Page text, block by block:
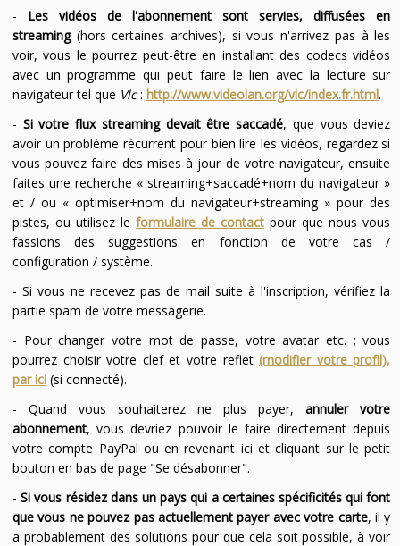
- Les vidéos de l'abonnement sont servies, diffusées en
streaming(hors certaines archives), si vous n'arrivez pas à les
voir, vous le pourrez peut-être en installant des codecs vidéos
avec un programme qui peut faire le lien avec la lecture sur
navigateur tel que Vlc: http://www.videolan.org/vlc/index.fr.html.
- Si votre flux streaming devait être saccadé, que vous deviez
avoir un problème récurrent pour bien lire les vidéos, regardez si
vous pouvez faire des mises à jour de votre navigateur, ensuite
faites une recherche « streaming+saccadé+nom du navigateur »
et / ou « optimiser+nom du navigateur+streaming » pour des
pistes, ou utilisez leformulaire de contact pour que nous vous
fassions des suggestions en fonction de votre cas /
configuration / système.
- Si vous ne recevez pas de mail suite à l'inscription, vérifiez la
partie spam de votre messagerie.
- Pour changer votre mot de passe, votre avatar etc. ; vous
pourrez choisir votre clef et votre reflet(modifier votre profil),
par ici(si connecté).
- Quand vous souhaiterez ne plus payer,annuler votre
abonnement, vous devriez pouvoir le faire directement depuis
votre compte PayPal ou en revenant ici et cliquant sur le petit
bouton en bas de page "Se désabonner".
-Si vous résidez dans un pays qui a certaines spécificités qui font
que vous ne pouvez pas actuellement payer avec votre carte, il y
a probablement des solutions pour que cela soit possible, à voir